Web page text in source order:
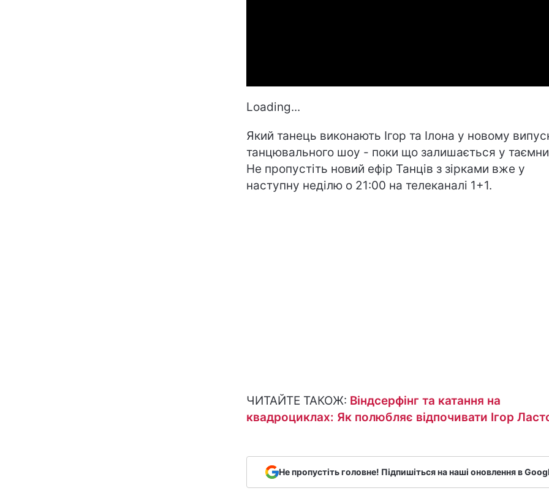
Loading...
Який танець виконають Ігор та Ілона у новому
танцювального шоу - поки що залишається у
Не пропустіть новий ефір Танців з зірками вже у
наступну неділю о 21:00 на телеканалі 1+1.
ЧИТАЙТЕ ТАКОЖ: Віндсерфінг та катання на
квадроциклах: Як полюбляє відпочивати Ігор
Не пропустіть головне! Підпишіться на наші оновлення в